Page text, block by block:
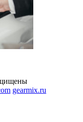
gearmix.ru